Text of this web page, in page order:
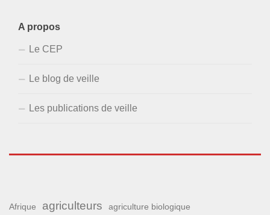
A propos
Le CEP
Le blog de veille
Les publications de veille
Afrique agriculteurs agriculture biologique